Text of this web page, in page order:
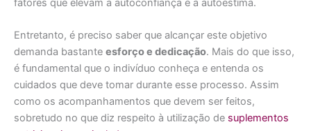
fatores que elevam a autoconfiança e a autoestima.
Entretanto, é preciso saber que alcançar este objetivo
demanda bastante esforço e dedicação. Mais do que isso,
é fundamental que o indivíduo conheça e entenda os
cuidados que deve tomar durante esse processo. Assim
como os acompanhamentos que devem ser feitos,
sobretudo no que diz respeito à utilização de suplementos